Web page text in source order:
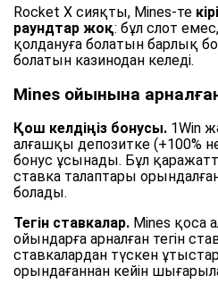
Rocket X сияқты, Mines-те
раундтар жоқ: бұл слот
қолдануға болатын барлық
болатын казинодан келеді.
Mines ойынына
Қош келдіңіз бонусы. 1Win
алғашқы депозитке (+100%
бонус ұсынады. Бұл
ставка талаптары
болады.
Тегін ставкалар. Mines қоса
ойындарға арналған тегін
ставкалардан түскен
орындағаннан кейін